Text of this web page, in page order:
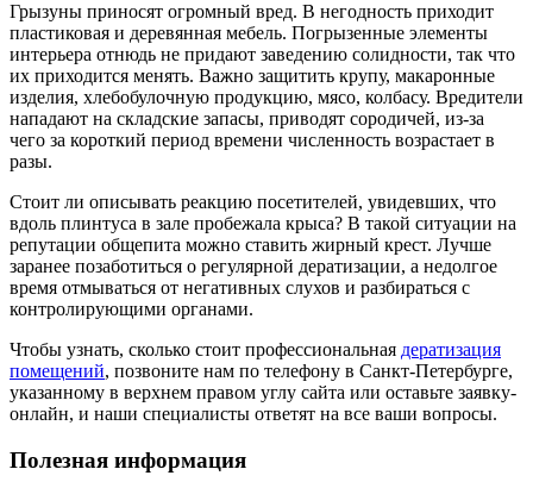
Грызуны приносят огромный вред. В негодность приходит
пластиковая и деревянная мебель. Погрызенные элементы
интерьера отнюдь не придают заведению солидности, так что
их приходится менять. Важно защитить крупу, макаронные
изделия, хлебобулочную продукцию, мясо, колбасу. Вредители
нападают на складские запасы, приводят сородичей, из-за
чего за короткий период времени численность возрастает в
разы.
Стоит ли описывать реакцию посетителей, увидевших, что
вдоль плинтуса в зале пробежала крыса? В такой ситуации на
репутации общепита можно ставить жирный крест. Лучше
заранее позаботиться о регулярной дератизации, а недолгое
время отмываться от негативных слухов и разбираться с
контролирующими органами.
Чтобы узнать, сколько стоит профессиональная дератизация
помещений, позвоните нам по телефону в Санкт-Петербурге,
указанному в верхнем правом углу сайта или оставьте заявку-
онлайн, и наши специалисты ответят на все ваши вопросы.
Полезная информация